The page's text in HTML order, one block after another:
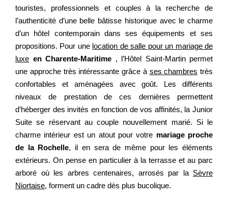
touristes, professionnels et couples à la recherche de
l’authenticité d’une belle bâtisse historique avec le charme
d’un hôtel contemporain dans ses équipements et ses
propositions. Pour une location de salle pour un mariage de
luxe en Charente-Maritime , l’Hôtel Saint-Martin permet
une approche très intéressante grâce à ses chambres très
confortables et aménagées avec goût. Les différents
niveaux de prestation de ces dernières permettent
d’héberger des invités en fonction de vos affinités, la Junior
Suite se réservant au couple nouvellement marié. Si le
charme intérieur est un atout pour votre mariage proche
de la Rochelle, il en sera de même pour les éléments
extérieurs. On pense en particulier à la terrasse et au parc
arboré où les arbres centenaires, arrosés par la Sèvre
Niortaise, forment un cadre dès plus bucolique.